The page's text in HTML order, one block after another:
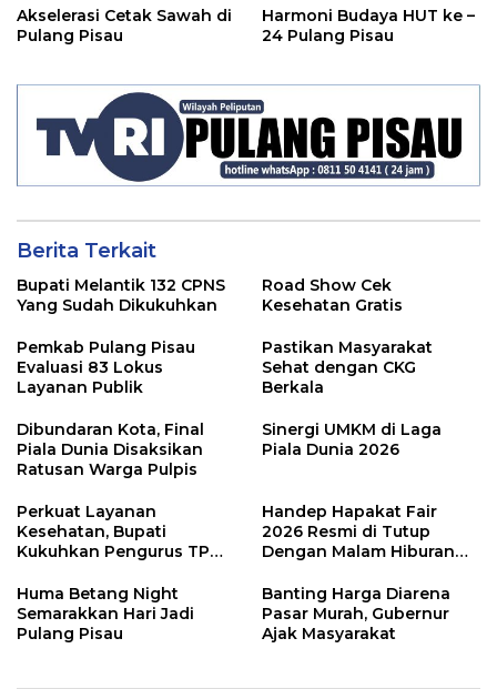
Akselerasi Cetak Sawah di
Pulang Pisau
Harmoni Budaya HUT ke –
24 Pulang Pisau
Berita Terkait
Bupati Melantik 132 CPNS
Yang Sudah Dikukuhkan
Road Show Cek
Kesehatan Gratis
Pemkab Pulang Pisau
Evaluasi 83 Lokus
Layanan Publik
Pastikan Masyarakat
Sehat dengan CKG
Berkala
Dibundaran Kota, Final
Piala Dunia Disaksikan
Ratusan Warga Pulpis
Sinergi UMKM di Laga
Piala Dunia 2026
Perkuat Layanan
Kesehatan, Bupati
Kukuhkan Pengurus TP
Handep Hapakat Fair
2026 Resmi di Tutup
Dengan Malam Hiburan
Huma Betang Night
Semarakkan Hari Jadi
Pulang Pisau
Banting Harga Diarena
Pasar Murah, Gubernur
Ajak Masyarakat